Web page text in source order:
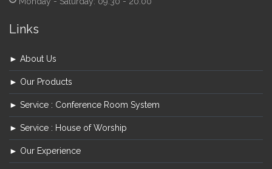
Links
► About Us
► Our Products
► Service : Conference Room System
► Service : House of Worship
► Our Experience